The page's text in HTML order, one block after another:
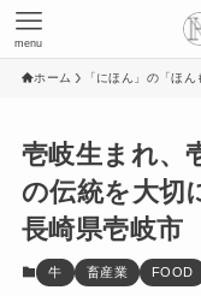
menu
ホーム 「にほん」の「ほ
壱岐生まれ、
の伝統を大切
長崎県壱岐市
牛 畜産業 FOOD